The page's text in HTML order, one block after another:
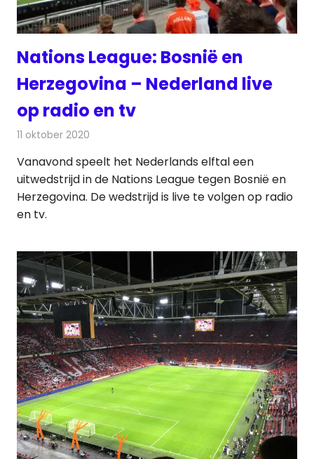
Nations League: Bosnië en
Herzegovina – Nederland live
op radio en tv
11 oktober 2020
Vanavond speelt het Nederlands elftal een
uitwedstrijd in de Nations League tegen Bosnië en
Herzegovina. De wedstrijd is live te volgen op radio
en tv.